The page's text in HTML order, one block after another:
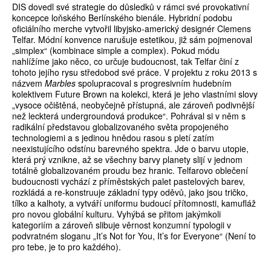
DIS dovedl své strategie do důsledků v rámci své provokativní
koncepce loňského Berlínského bienále. Hybridní podobu
oficiálního merche vytvořil libyjsko-americký designér Clemens
Telfar. Módní konvence narušuje estetikou, již sám pojmenoval
„simplex“ (kombinace simple a complex). Pokud módu
nahlížíme jako něco, co určuje budoucnost, tak Telfar činí z
tohoto jejího rysu středobod své práce. V projektu z roku 2013 s
názvem Marbles spolupracoval s progresivním hudebním
kolektivem Future Brown na kolekci, která je jeho vlastními slovy
„vysoce očištěná, neobyčejně přístupná, ale zároveň podivnější
než leckterá undergroundová produkce“. Pohrával si v něm s
radikální představou globalizovaného světa propojeného
technologiemi a s jedinou hnědou rasou s pletí zatím
neexistujícího odstínu barevného spektra. Jde o barvu utopie,
která prý vznikne, až se všechny barvy planety slijí v jednom
totálně globalizovaném proudu bez hranic. Telfarovo oblečení
budoucnosti vychází z příměstských palet pastelových barev,
rozkládá a re-konstruuje základní typy oděvů, jako jsou tričko,
tílko a kalhoty, a vytváří uniformu budoucí přítomnosti, kamufláž
pro novou globální kulturu. Vyhýbá se přitom jakýmkoli
kategoriím a zároveň slibuje věrnost konzumní typologii v
podvratném sloganu „It’s Not for You, It’s for Everyone“ (Není to
pro tebe, je to pro každého).